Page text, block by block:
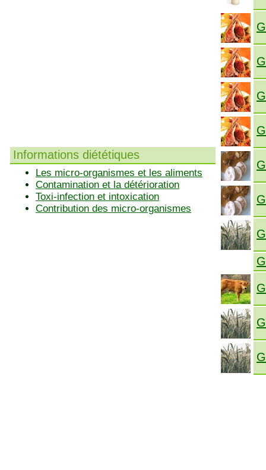
Informations diététiques
Les micro-organismes et les aliments
Contamination et la détérioration
Toxi-infection et intoxication
Contribution des micro-organismes